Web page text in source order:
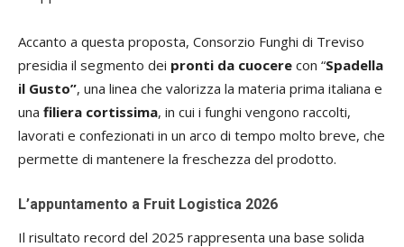
Accanto a questa proposta, Consorzio Funghi di Treviso
presidia il segmento dei pronti da cuocere con “Spadella
il Gusto”, una linea che valorizza la materia prima italiana e
una filiera cortissima, in cui i funghi vengono raccolti,
lavorati e confezionati in un arco di tempo molto breve, che
permette di mantenere la freschezza del prodotto.
L’appuntamento a Fruit Logistica 2026
Il risultato record del 2025 rappresenta una base solida